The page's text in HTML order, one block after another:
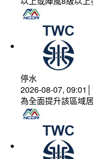
停水
2026-08-07,
為全面提升該區域